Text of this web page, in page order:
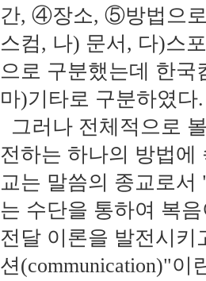
간, ④장소, ⑤방법으
스컴, 나) 문서, 다)스
으로 구분했는데 한
마)기타로 구분하였다.
그러나 전체적으로
전하는 하나의 방법
교는 말씀의 종교로서
는 수단을 통하여 복
전달 이론을 발전시키
션(communication)"이